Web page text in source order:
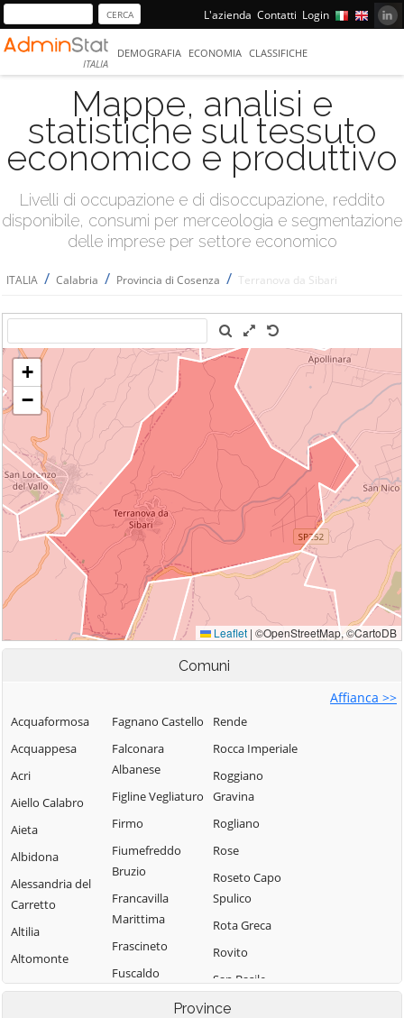
L'azienda Contatti Login
ITALIA
DEMOGRAFIA ECONOMIA CLASSIFICHE
Mappe, analisi e
statistiche sul tessuto
economico e produttivo
Livelli di occupazione e di disoccupazione, reddito
disponibile, consumi per merceologia e segmentazione
delle imprese per settore economico
ITALIA / Calabria / Provincia di Cosenza / Terranova da Sibari
Comuni
Affianca >>
Acquaformosa
Acquappesa
Acri
Aiello Calabro
Aieta
Albidona
Alessandria del
Carretto
Altilia
Altomonte
Amantea
Fagnano Castello
Falconara
Albanese
Figline Vegliaturo
Firmo
Fiumefreddo
Bruzio
Francavilla
Marittima
Frascineto
Fuscaldo
Rende
Rocca Imperiale
Roggiano
Gravina
Rogliano
Rose
Roseto Capo
Spulico
Rota Greca
Rovito
San Basile
San Benedetto
Province